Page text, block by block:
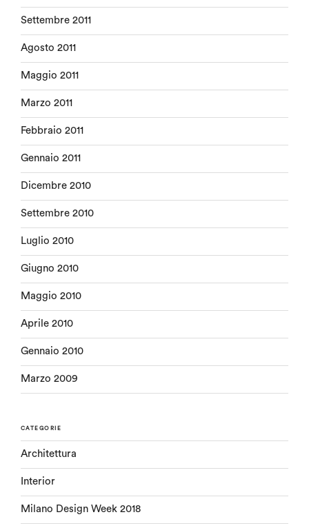
Settembre 2011
Agosto 2011
Maggio 2011
Marzo 2011
Febbraio 2011
Gennaio 2011
Dicembre 2010
Settembre 2010
Luglio 2010
Giugno 2010
Maggio 2010
Aprile 2010
Gennaio 2010
Marzo 2009
CATEGORIE
Architettura
Interior
Milano Design Week 2018